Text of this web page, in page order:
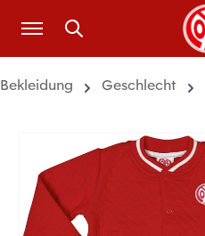
Zum Hauptinhalt springen
Bekleidung Geschlecht